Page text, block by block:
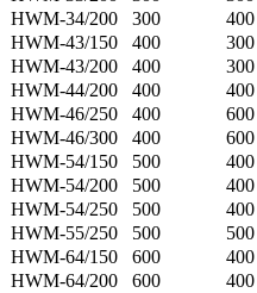
HWM-34/200
300 400
HWM-43/150
400 300
HWM-43/200
400 300
HWM-44/200
400 400
HWM-46/250
400 600
HWM-46/300
400 600
HWM-54/150
500 400
HWM-54/200
500 400
HWM-54/250
500 400
HWM-55/250
500 500
HWM-64/150
600 400
HWM-64/200
600 400